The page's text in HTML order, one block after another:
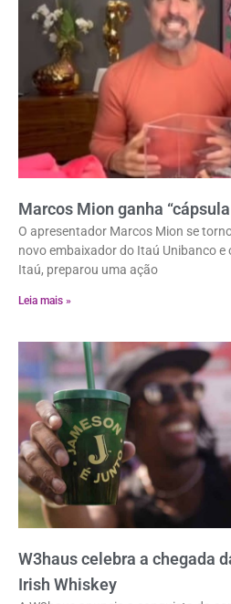
Marcos Mion ganha
O apresentador Marcos Mion se
novo embaixador do Itaú Unibanco e
Itaú, preparou uma ação
Leia mais »
W3haus celebra a chegada
Irish Whiskey